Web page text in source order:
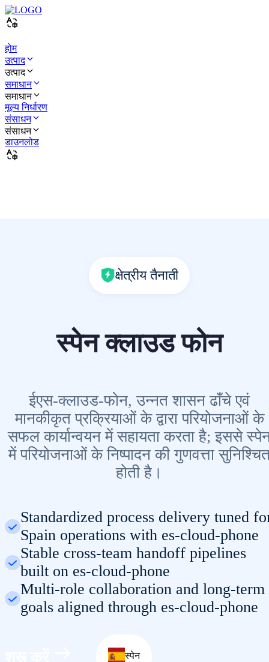
होम
उत्पाद
उत्पाद
समाधान
समाधान
मूल्य निर्धारण
संसाधन
संसाधन
डाउनलोड
क्षेत्रीय तैनाती
स्पेन क्लाउड फोन
ईएस-क्लाउड-फोन, उन्नत शासन ढाँचे एवं
मानकीकृत प्रक्रियाओं के द्वारा परियोजनाओं के
सफल कार्यान्वयन में सहायता करता है; इससे
में परियोजनाओं के निष्पादन की गुणवत्ता
होती है।
Standardized process delivery tuned
Spain operations with es-cloud-phone
Stable cross-team handoff pipelines
built on es-cloud-phone
Multi-role collaboration and long-term
goals aligned through es-cloud-phone
स्पेन